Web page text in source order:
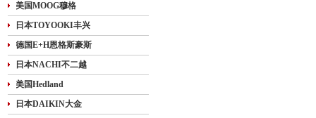
美国MOOG穆格
日本TOYOOKI丰兴
德国E+H恩格斯豪斯
日本NACHI不二越
美国Hedland
日本DAIKIN大金